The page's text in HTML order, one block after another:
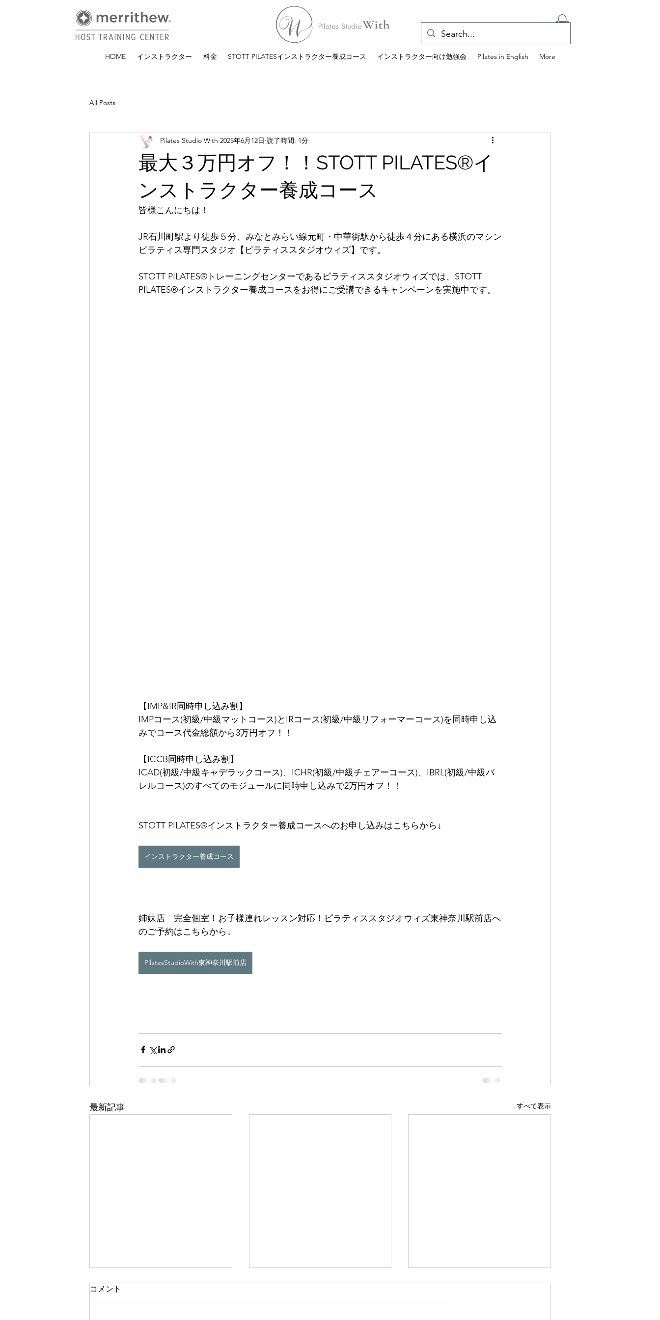
HOME インストラクター 料金 STOTT PILATESインストラクター養成コース インストラクター向け勉強会 Pilates in English More
All Posts
最大３万円オフ！！STOTT PILATES®イ
ンストラクター養成コース
Pilates Studio With 2025年6月12日 読了時間: 1分
皆様こんにちは！
JR石川町駅より徒歩５分、みなとみらい線元町・中華街駅から徒歩４分にある横浜のマシン
ピラティス専門スタジオ【ピラティススタジオウィズ】です。
STOTT PILATES®トレーニングセンターであるピラティススタジオウィズでは、STOTT
PILATES®インストラクター養成コースをお得にご受講できるキャンペーンを実施中です。
【IMP&IR同時申し込み割】
IMPコース(初級/中級マットコース)とIRコース(初級/中級リフォーマーコース)を同時申し込
みでコース代金総額から3万円オフ！！
【ICCB同時申し込み割】
ICAD(初級/中級キャデラックコース)、ICHR(初級/中級チェアーコース)、IBRL(初級/中級バ
レルコース)のすべてのモジュールに同時申し込みで2万円オフ！！
STOTT PILATES®インストラクター養成コースへのお申し込みはこちらから↓
インストラクター養成コース
姉妹店　完全個室！お子様連れレッスン対応！ピラティススタジオウィズ東神奈川駅前店へ
のご予約はこちらから↓
PilatesStudioWith東神奈川駅前店
最新記事 すべて表示
コメント